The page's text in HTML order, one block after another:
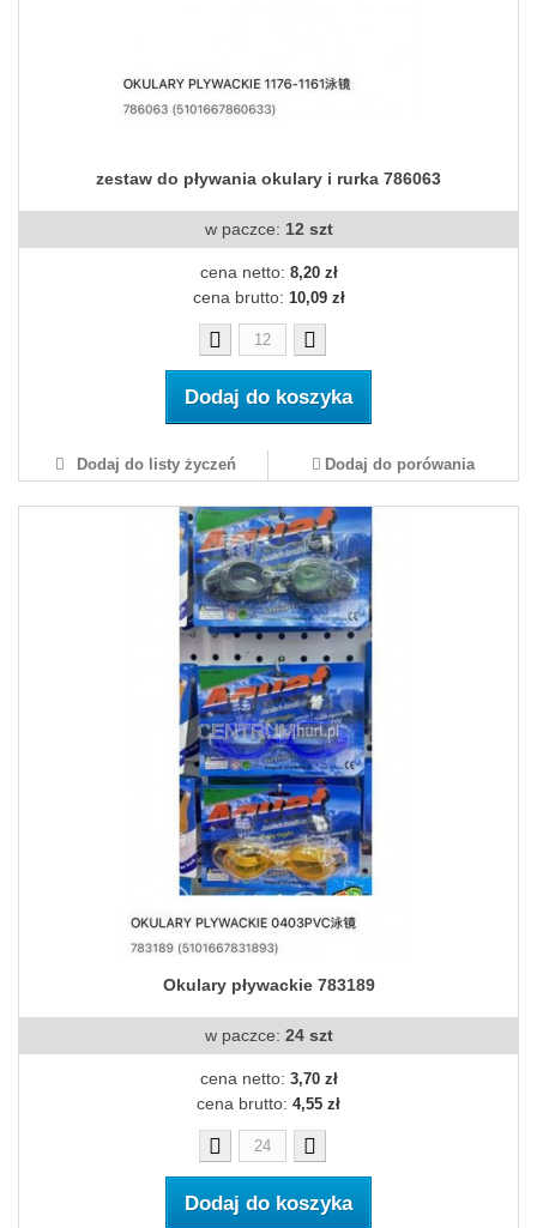
zestaw do pływania okulary i rurka 786063
w paczce: 12 szt
cena netto: 8,20 zł
cena brutto: 10,09 zł
Dodaj do koszyka
Dodaj do listy życzeń Dodaj do porówania
Okulary pływackie 783189
w paczce: 24 szt
cena netto: 3,70 zł
cena brutto: 4,55 zł
Dodaj do koszyka